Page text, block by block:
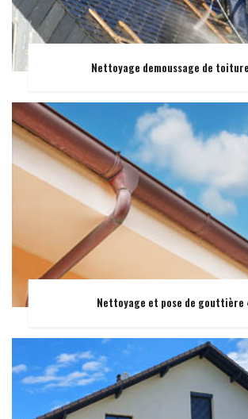
Nettoyage demoussage de
Nettoyage et pose de gouttière